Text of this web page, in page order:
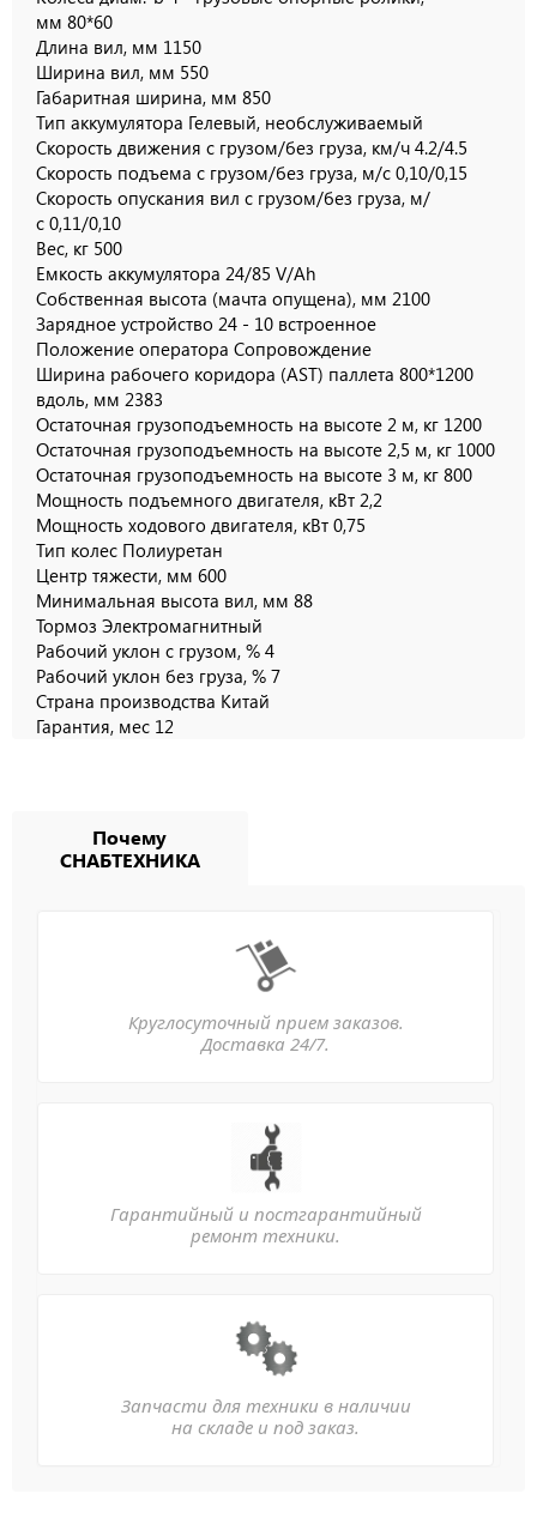
мм 80*60
Длина вил, мм 1150
Ширина вил, мм 550
Габаритная ширина, мм 850
Тип аккумулятора Гелевый, необслуживаемый
Скорость движения с грузом/без груза, км/ч 4.2/4.5
Скорость подъема с грузом/без груза, м/с 0,10/0,15
Скорость опускания вил с грузом/без груза, м/
с 0,11/0,10
Вес, кг 500
Емкость аккумулятора 24/85 V/Ah
Собственная высота (мачта опущена), мм 2100
Зарядное устройство 24 - 10 встроенное
Положение оператора Сопровождение
Ширина рабочего коридора (AST) паллета 800*1200
вдоль, мм 2383
Остаточная грузоподъемность на высоте 2 м, кг 1200
Остаточная грузоподъемность на высоте 2,5 м, кг 1000
Остаточная грузоподъемность на высоте 3 м, кг 800
Мощность подъемного двигателя, кВт 2,2
Мощность ходового двигателя, кВт 0,75
Тип колес Полиуретан
Центр тяжести, мм 600
Минимальная высота вил, мм 88
Тормоз Электромагнитный
Рабочий уклон с грузом, % 4
Рабочий уклон без груза, % 7
Страна производства Китай
Гарантия, мес 12
Почему
СНАБТЕХНИКА
Круглосуточный прием заказов.
Доставка 24/7.
Гарантийный и постгарантийный
ремонт техники.
Запчасти для техники в наличии
на складе и под заказ.